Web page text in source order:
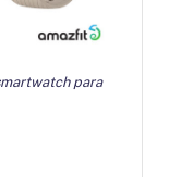
para